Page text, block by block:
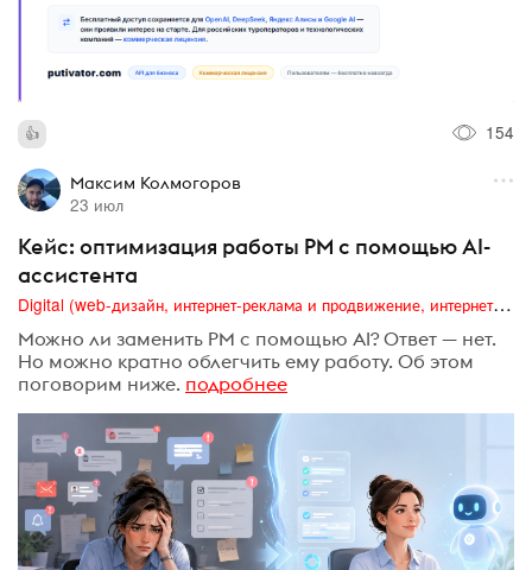
154
Максим Колмогоров
23 июл
Кейс: оптимизация работы PM с помощью AI-
ассистента
Digital (web-дизайн, интернет-реклама и продвижение, интернет-сообщества и блоги, интернет-коммуникации, мобильный маркетинг, реклама на цифровых экранах)
Можно ли заменить PM с помощью AI? Ответ — нет.
Но можно кратно облегчить ему работу. Об этом
поговорим ниже. подробнее